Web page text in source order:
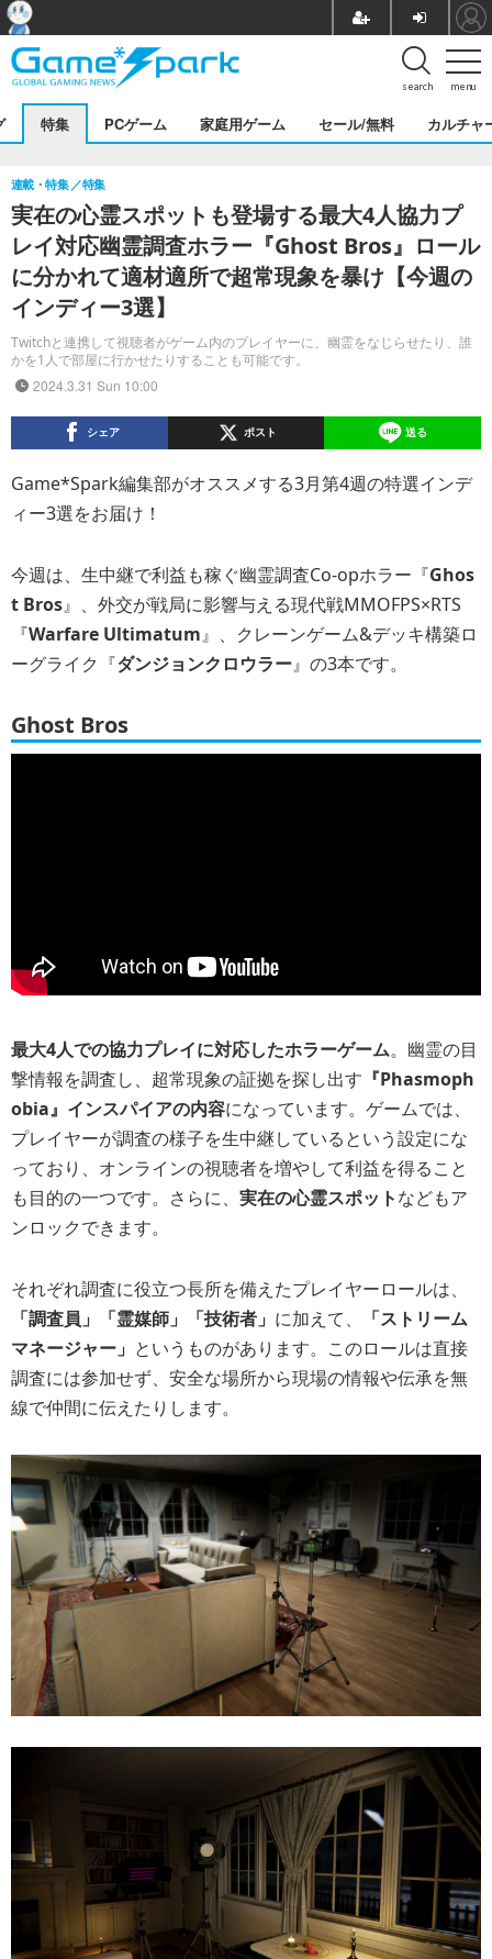
menu
search
特集 PCゲーム 家庭用ゲーム セール/無料 カルチャ
実在の心霊スポットも登場する最大4人協力プ
レイ対応幽霊調査ホラー『Ghost Bros』ロール
に分かれて適材適所で超常現象を暴け【今週の
インディー3選】
Twitchと連携して視聴者がゲーム内のプレイヤーに、幽霊をなじらせたり、誰
かを1人で部屋に行かせたりすることも可能です。
連載・特集 特集
2024.3.31 Sun 10:00
シェア ポスト 送る
Game*Spark編集部がオススメする3月第4週の特選インデ
ィー3選をお届け！
今週は、生中継で利益も稼ぐ幽霊調査Co-opホラー『Ghos
t Bros』、外交が戦局に影響与える現代戦MMOFPS×RTS
『Warfare Ultimatum』、クレーンゲーム&デッキ構築ロ
ーグライク『ダンジョンクロウラー』の3本です。
Ghost Bros
最大4人での協力プレイに対応したホラーゲーム。幽霊の目
撃情報を調査し、超常現象の証拠を探し出す 『Phasmoph
obia』インスパイアの内容になっています。ゲームでは、
プレイヤーが調査の様子を生中継しているという設定にな
っており、オンラインの視聴者を増やして利益を得ること
も目的の一つです。さらに、 実在の心霊スポットなどもア
ンロックできます。
それぞれ調査に役立つ長所を備えたプレイヤーロールは、
「調査員」「霊媒師」「技術者」 に加えて、
「ストリーム
マネージャー」 というものがあります。このロールは直接
調査には参加せず、安全な場所から現場の情報や伝承を無
線で仲間に伝えたりします。